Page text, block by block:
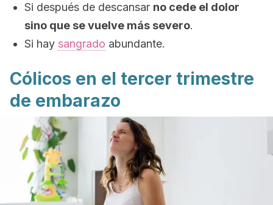
Si después de descansar no cede el dolor
sino que se vuelve más severo.
Si hay sangrado abundante.
Cólicos en el tercer trimestre
de embarazo